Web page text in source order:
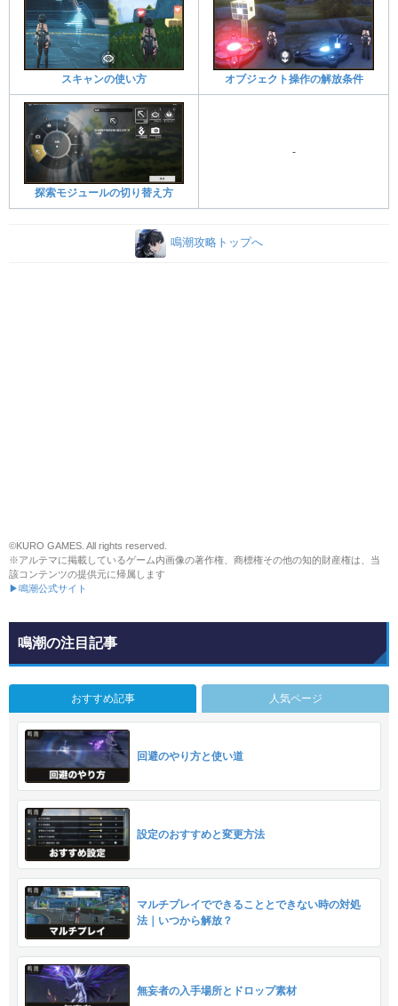
スキャンの使い方 オブジェクト操作の解放条件
探索モジュールの切り替え方
-
鳴潮攻略トップへ
©KURO GAMES. All rights reserved.
※アルテマに掲載しているゲーム内画像の著作権、商標権その他の知的財産権は、当
該コンテンツの提供元に帰属します
▶鳴潮公式サイト
鳴潮の注目記事
おすすめ記事 人気ページ
回避のやり方と使い道
設定のおすすめと変更方法
マルチプレイでできることとできない時の対処
法｜いつから解放？
無妄者の入手場所とドロップ素材